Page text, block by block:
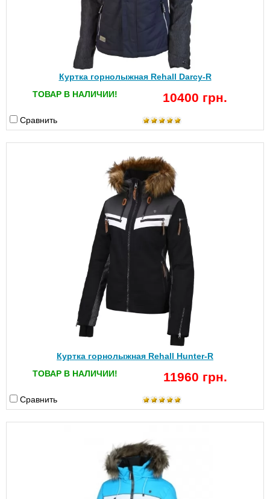
Куртка горнолыжная Rehall Darcy-R
ТОВАР В НАЛИЧИИ!
10400 грн.
Сравнить
Куртка горнолыжная Rehall Hunter-R
ТОВАР В НАЛИЧИИ!
11960 грн.
Сравнить